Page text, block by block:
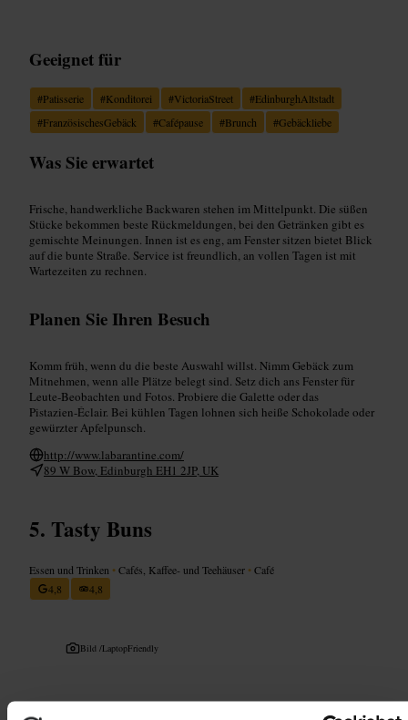
Geeignet für
#Patisserie #Konditorei #VictoriaStreet #EdinburghAltstadt
#FranzösischesGebäck #Cafépause #Brunch #Gebäckliebe
Was Sie erwartet
Frische, handwerkliche Backwaren stehen im Mittelpunkt. Die süßen
Stücke bekommen beste Rückmeldungen, bei den Getränken gibt es
gemischte Meinungen. Innen ist es eng, am Fenster sitzen bietet Blick
auf die bunte Straße. Service ist freundlich, an vollen Tagen ist mit
Wartezeiten zu rechnen.
Planen Sie Ihren Besuch
Komm früh, wenn du die beste Auswahl willst. Nimm Gebäck zum
Mitnehmen, wenn alle Plätze belegt sind. Setz dich ans Fenster für
Leute‑Beobachten und Fotos. Probiere die Galette oder das
Pistazien‑Éclair. Bei kühlen Tagen lohnen sich heiße Schokolade oder
gewürzter Apfelpunsch.
http://www.labarantine.com/
89 W Bow, Edinburgh EH1 2JP, UK
Tasty Buns
Essen und Trinken •Cafés, Kaffee- und Teehäuser •Café
4,8
4,8
Bild /LaptopFriendly
“Frisch gebacken, freundlich serviert”